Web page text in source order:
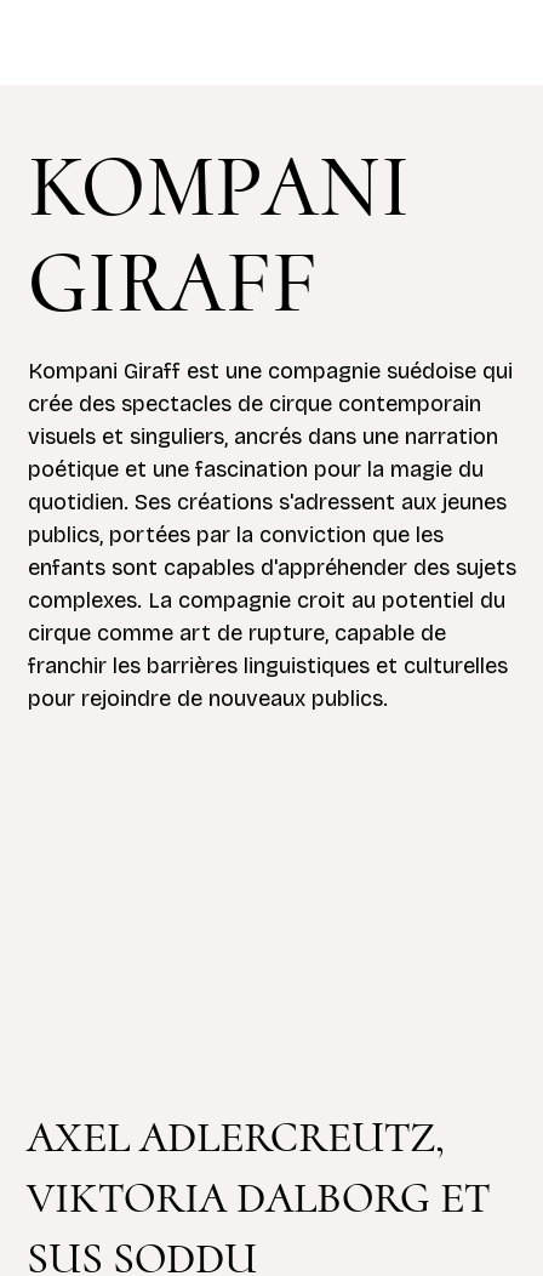
KOMPANI
GIRAFF
Kompani Giraff est une compagnie suédoise qui
crée des spectacles de cirque contemporain
visuels et singuliers, ancrés dans une narration
poétique et une fascination pour la magie du
quotidien. Ses créations s'adressent aux jeunes
publics, portées par la conviction que les
enfants sont capables d'appréhender des sujets
complexes. La compagnie croit au potentiel du
cirque comme art de rupture, capable de
franchir les barrières linguistiques et culturelles
pour rejoindre de nouveaux publics.
AXEL ADLERCREUTZ,
VIKTORIA DALBORG ET
SUS SODDU